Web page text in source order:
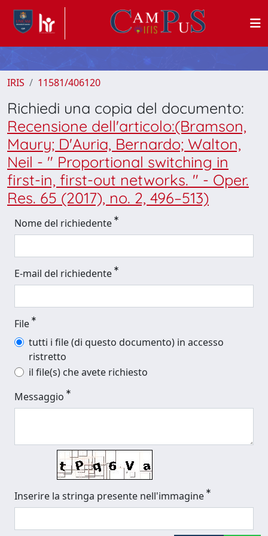
IRIS 11581/406120
Richiedi una copia del documento:
Recensione dell'articolo:(Bramson,
Maury; D'Auria, Bernardo; Walton,
Neil - " Proportional switching in
first-in, first-out networks. " - Oper.
Res. 65 (2017), no. 2, 496–513)
Nome del richiedente
E-mail del richiedente
File
tutti i file (di questo documento) in accesso
ristretto
il file(s) che avete richiesto
Messaggio
Inserire la stringa presente nell'immagine